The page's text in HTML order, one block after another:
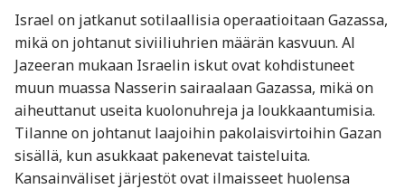
Israel on jatkanut sotilaallisia operaatioitaan Gazassa,
mikä on johtanut siviiliuhrien määrän kasvuun. Al
Jazeeran mukaan Israelin iskut ovat kohdistuneet
muun muassa Nasserin sairaalaan Gazassa, mikä on
aiheuttanut useita kuolonuhreja ja loukkaantumisia.
Tilanne on johtanut laajoihin pakolaisvirtoihin Gazan
sisällä, kun asukkaat pakenevat taisteluita.
Kansainväliset järjestöt ovat ilmaisseet huolensa